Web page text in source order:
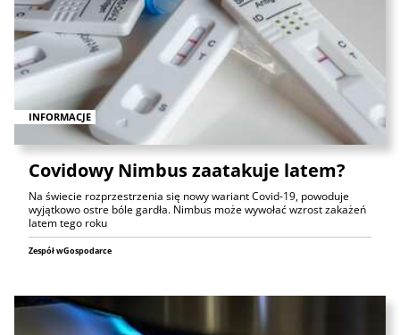
INFORMACJE
Covidowy Nimbus zaatakuje latem?
Na świecie rozprzestrzenia się nowy wariant Covid-19, powoduje
wyjątkowo ostre bóle gardła. Nimbus może wywołać wzrost zakażeń
latem tego roku
Zespół wGospodarce